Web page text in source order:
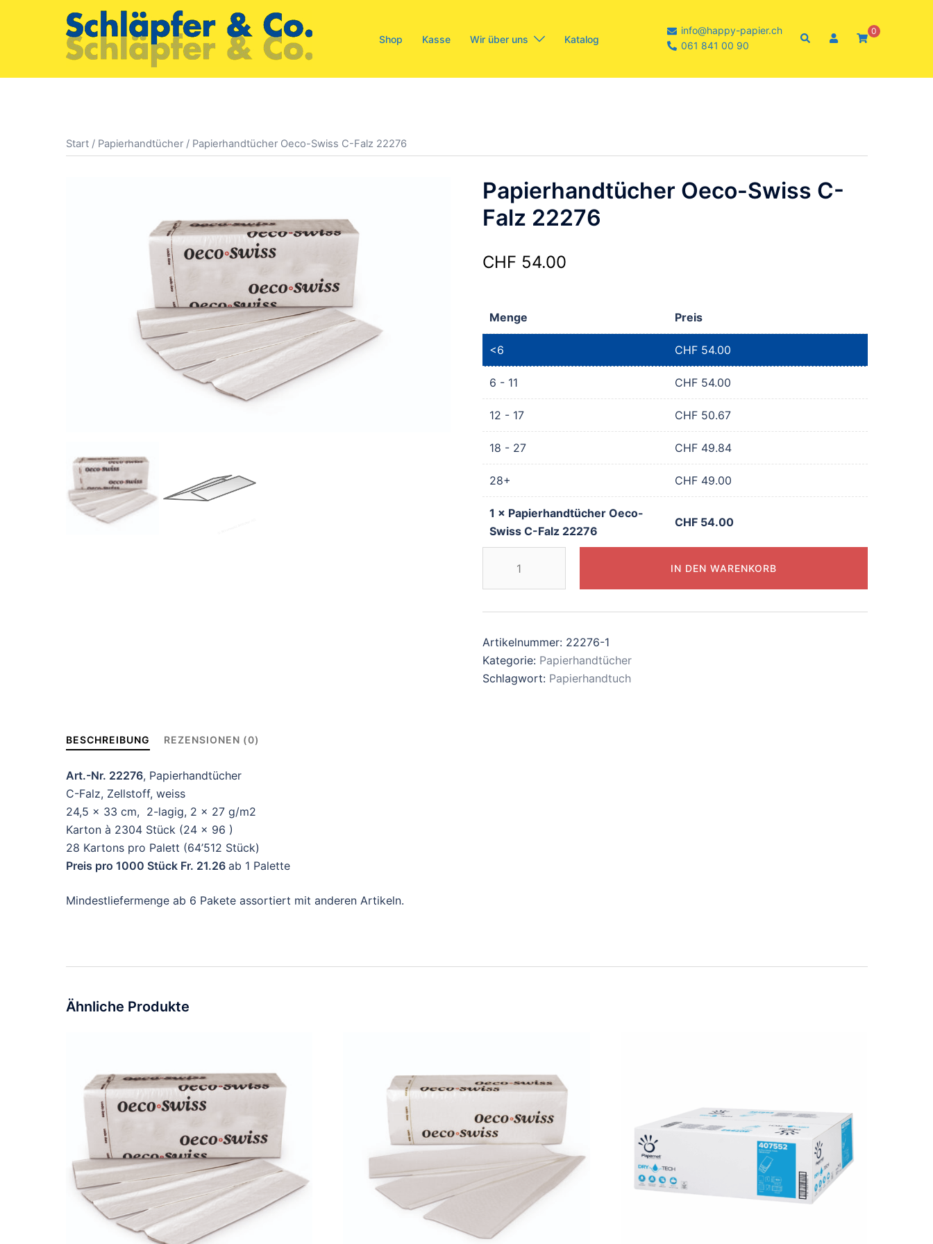
Shop Kasse Wir über uns Katalog
info@happy-papier.ch
061 841 00 90
Suche
0
Start/ Papierhandtücher/ Papierhandtücher Oeco-Swiss C-Falz 22276
Papierhandtücher Oeco-Swiss C-
Falz 22276
CHF 54.00
Menge Preis
<6 CHF 54.00
6 - 11 CHF 54.00
12 - 17 CHF 50.67
18 - 27 CHF 49.84
28+ CHF 49.00
1 × Papierhandtücher Oeco-
Swiss C-Falz 22276
CHF 54.00
Swiss
C-
22276
Menge
IN DEN WARENKORB
Artikelnummer: 22276-1
Kategorie: Papierhandtücher
Schlagwort: Papierhandtuch
BESCHREIBUNG REZENSIONEN (0)
Art.-Nr. 22276, Papierhandtücher
C-Falz, Zellstoff, weiss
24,5 x 33 cm, 2-lagig, 2 x 27 g/m2
Karton à 2304 Stück (24 x 96 )
28 Kartons pro Palett (64’512 Stück)
Preis pro 1000 Stück Fr. 21.26 ab 1 Palette
Mindestliefermenge ab 6 Pakete assortiert mit anderen Artikeln.
Ähnliche Produkte